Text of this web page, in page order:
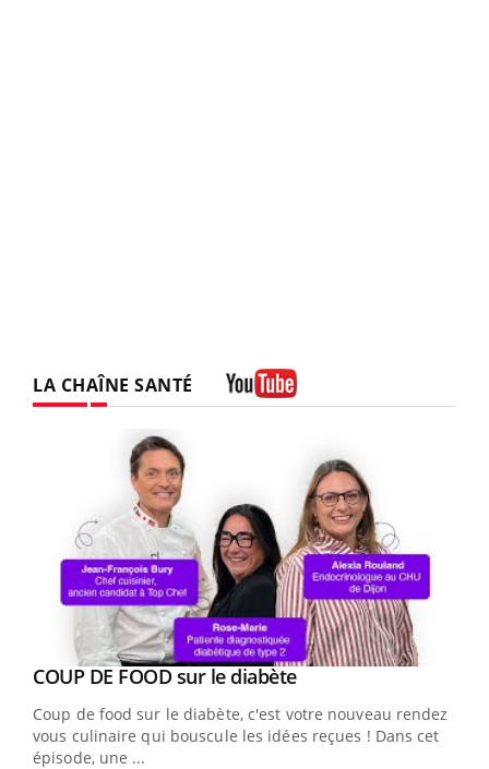
LA CHAÎNE SANTÉ
Youtube
COUP DE FOOD sur le diabèteYoutube
Coup de food sur le diabète, c'est votre nouveau rendez-
vous culinaire qui bouscule les idées reçues ! Dans cet
épisode, une ...